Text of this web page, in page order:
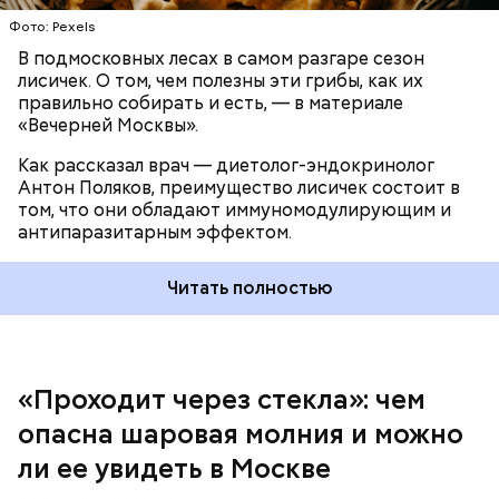
Фото: Pexels
В подмосковных лесах в самом разгаре сезон
лисичек. О том, чем полезны эти грибы, как их
правильно собирать и есть, — в материале
«Вечерней Москвы».
Как рассказал врач — диетолог-эндокринолог
Антон Поляков, преимущество лисичек состоит в
том, что они обладают иммуномодулирующим и
антипаразитарным эффектом.
Читать полностью
«Проходит через стекла»: чем
опасна шаровая молния и можно
ли ее увидеть в Москве
Среднее время жизни молнии (маленькой и
средней) около 30 секунд. Большие же могут жить
и до нескольких минут, отметил эксперт.
При встрече с шаровой молнией важно не
паниковать, подчеркнул Бычков:
«Грязная» зона: возможна ли
жизнь в пострадавших от
Чернобыльской аварии районах
В Припяти он проработал восемь суток. В его
задачу входило измерение уровня радиации в
воздухе. Кроме того, Макеев участвовал в
эвакуации населения из города, которую, по его
мнению, нужно было делать раньше на несколько